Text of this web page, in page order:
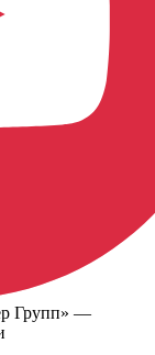
Групп» —